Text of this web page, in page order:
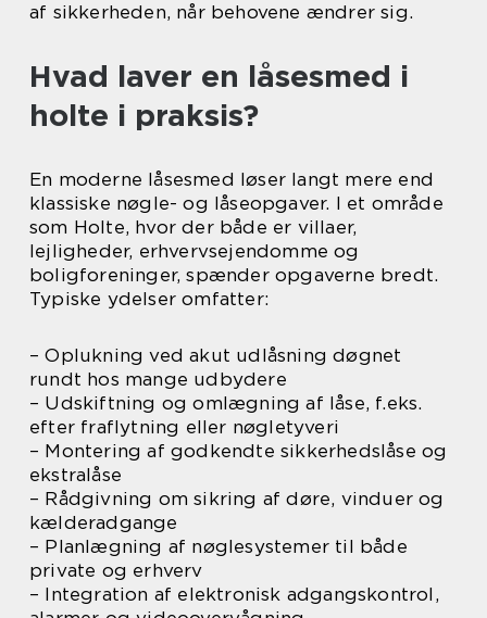
af sikkerheden, når behovene ændrer sig.
Hvad laver en låsesmed i
holte i praksis?
En moderne låsesmed løser langt mere end
klassiske nøgle- og låseopgaver. I et område
som Holte, hvor der både er villaer,
lejligheder, erhvervsejendomme og
boligforeninger, spænder opgaverne bredt.
Typiske ydelser omfatter:
– Oplukning ved akut udlåsning døgnet
rundt hos mange udbydere
– Udskiftning og omlægning af låse, f.eks.
efter fraflytning eller nøgletyveri
– Montering af godkendte sikkerhedslåse og
ekstralåse
– Rådgivning om sikring af døre, vinduer og
kælderadgange
– Planlægning af nøglesystemer til både
private og erhverv
– Integration af elektronisk adgangskontrol,